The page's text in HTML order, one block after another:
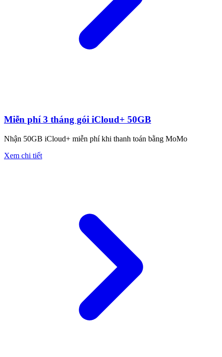
Miễn phí 3 tháng gói iCloud+ 50GB
Nhận 50GB iCloud+ miễn phí khi thanh toán bằng MoMo
Xem chi tiết